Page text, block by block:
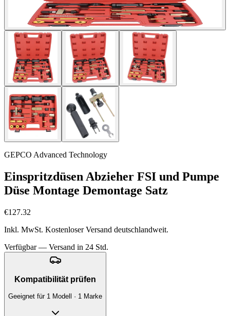
GEPCO Advanced Technology
Einspritzdüsen Abzieher FSI und Pumpe
Düse Montage Demontage Satz
€127.32
Inkl. MwSt. Kostenloser Versand deutschlandweit.
Verfügbar — Versand in 24 Std.
Kompatibilität prüfen
Geeignet für 1 Modell · 1 Marke